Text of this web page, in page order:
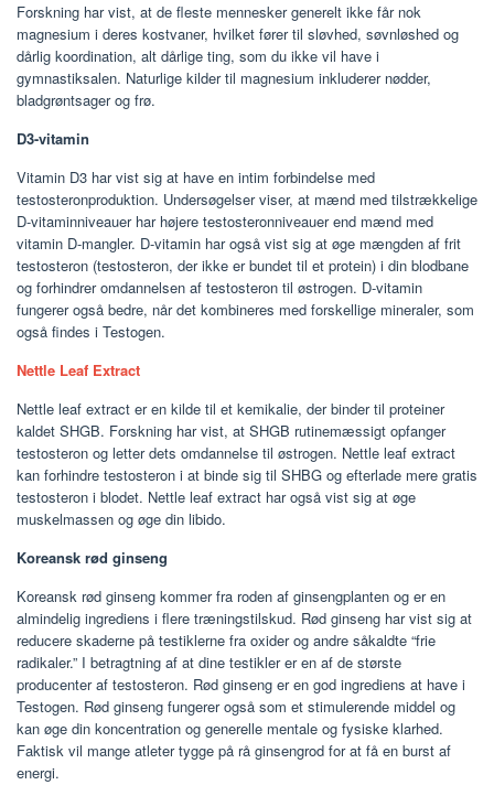
Forskning har vist, at de fleste mennesker generelt ikke får nok
magnesium i deres kostvaner, hvilket fører til sløvhed, søvnløshed og
dårlig koordination, alt dårlige ting, som du ikke vil have i
gymnastiksalen. Naturlige kilder til magnesium inkluderer nødder,
bladgrøntsager og frø.
D3-vitamin
Vitamin D3 har vist sig at have en intim forbindelse med
testosteronproduktion. Undersøgelser viser, at mænd med tilstrækkelige
D-vitaminniveauer har højere testosteronniveauer end mænd med
vitamin D-mangler. D-vitamin har også vist sig at øge mængden af ​​frit
testosteron (testosteron, der ikke er bundet til et protein) i din blodbane
og forhindrer omdannelsen af ​​testosteron til østrogen. D-vitamin
fungerer også bedre, når det kombineres med forskellige mineraler, som
også findes i Testogen.
Nettle Leaf Extract
Nettle leaf extract er en kilde til et kemikalie, der binder til proteiner
kaldet SHGB. Forskning har vist, at SHGB rutinemæssigt opfanger
testosteron og letter dets omdannelse til østrogen. Nettle leaf extract
kan forhindre testosteron i at binde sig til SHBG og efterlade mere gratis
testosteron i blodet. Nettle leaf extract har også vist sig at øge
muskelmassen og øge din libido.
Koreansk rød ginseng
Koreansk rød ginseng kommer fra roden af ​​ginsengplanten og er en
almindelig ingrediens i flere træningstilskud. Rød ginseng har vist sig at
reducere skaderne på testiklerne fra oxider og andre såkaldte “frie
radikaler.” I betragtning af at dine testikler er en af ​​de største
producenter af testosteron. Rød ginseng er en god ingrediens at have i
Testogen. Rød ginseng fungerer også som et stimulerende middel og
kan øge din koncentration og generelle mentale og fysiske klarhed.
Faktisk vil mange atleter tygge på rå ginsengrod for at få en burst af
energi.